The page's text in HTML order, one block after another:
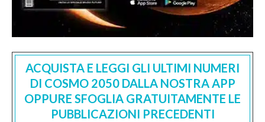
ACQUISTA E LEGGI GLI ULTIMI NUMERI
DI COSMO 2050 DALLA NOSTRA APP
OPPURE SFOGLIA GRATUITAMENTE LE
PUBBLICAZIONI PRECEDENTI